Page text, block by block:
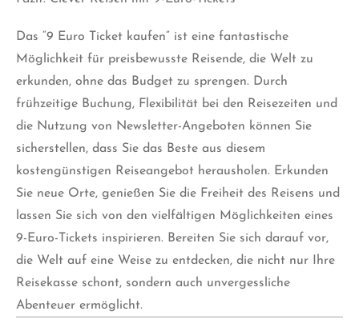
Das “9 Euro Ticket kaufen” ist eine fantastische
Möglichkeit für preisbewusste Reisende, die Welt zu
erkunden, ohne das Budget zu sprengen. Durch
frühzeitige Buchung, Flexibilität bei den Reisezeiten und
die Nutzung von Newsletter-Angeboten können Sie
sicherstellen, dass Sie das Beste aus diesem
kostengünstigen Reiseangebot herausholen. Erkunden
Sie neue Orte, genießen Sie die Freiheit des Reisens und
lassen Sie sich von den vielfältigen Möglichkeiten eines
9-Euro-Tickets inspirieren. Bereiten Sie sich darauf vor,
die Welt auf eine Weise zu entdecken, die nicht nur Ihre
Reisekasse schont, sondern auch unvergessliche
Abenteuer ermöglicht.